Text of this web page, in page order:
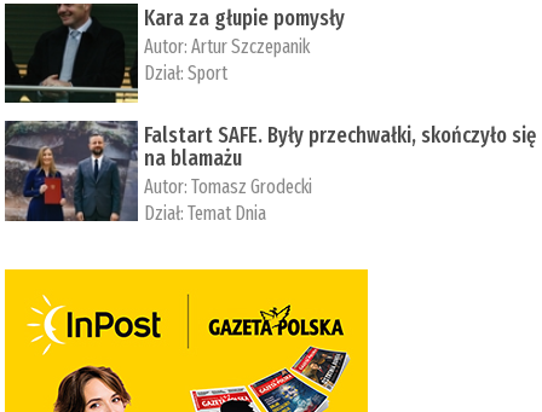
Kara za głupie pomysły
Autor:Artur Szczepanik
Dział:Sport
Falstart SAFE. Były przechwałki, skończyło się
na blamażu
Autor:Tomasz Grodecki
Dział:Temat Dnia